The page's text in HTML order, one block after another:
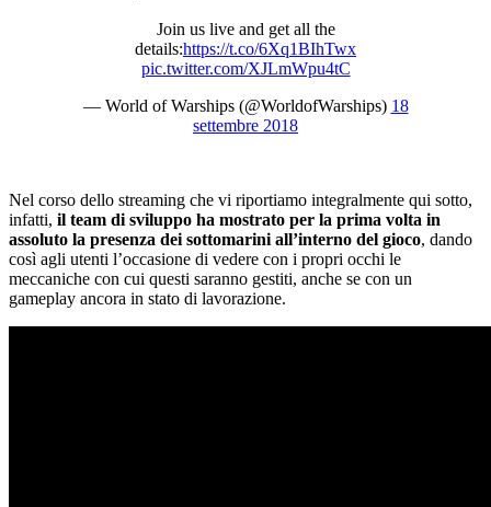
Join us live and get all the
details:https://t.co/6Xq1BIhTwx
pic.twitter.com/XJLmWpu4tC
— World of Warships (@WorldofWarships) 18
settembre 2018
Nel corso dello streaming che vi riportiamo integralmente qui sotto,
infatti, il team di sviluppo ha mostrato per la prima volta in
assoluto la presenza dei sottomarini all’interno del gioco, dando
così agli utenti l’occasione di vedere con i propri occhi le
meccaniche con cui questi saranno gestiti, anche se con un
gameplay ancora in stato di lavorazione.